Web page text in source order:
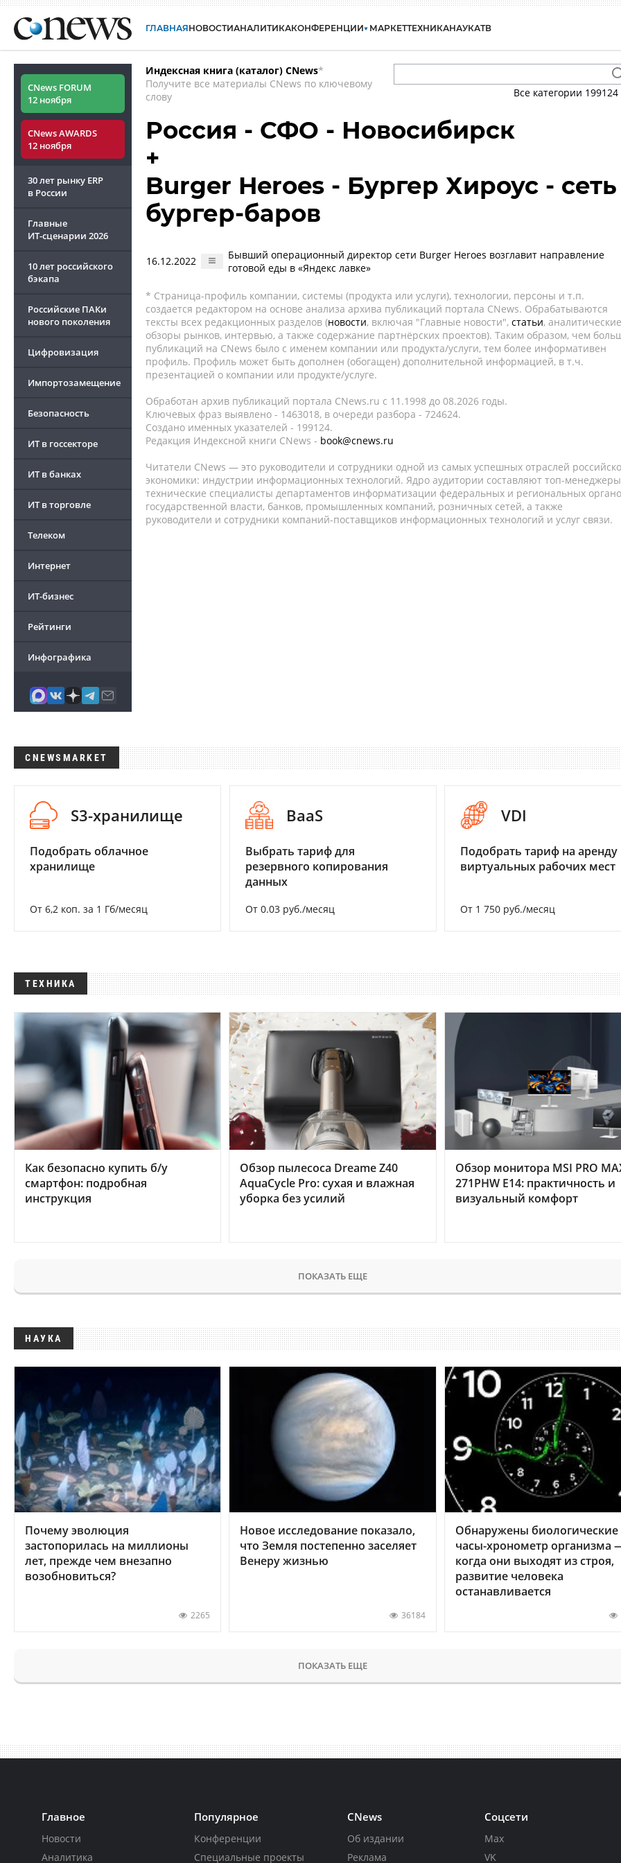
ГЛАВНАЯНОВОСТИАНАЛИТИКАКОНФЕРЕНЦИИ МАРКЕТТЕХНИКАНАУКАТВ
CNews FORUM
12 ноября
CNews AWARDS
12 ноября
30 лет рынку ERP
в России
Главные
ИТ-сценарии 2026
10 лет российского
бэкапа
Российские ПАКи
нового поколения
Цифровизация
Импортозамещение
Безопасность
ИТ в госсекторе
ИТ в банках
ИТ в торговле
Телеком
Интернет
ИТ-бизнес
Рейтинги
Инфографика
Индексная книга (каталог) CNews*
Получите все материалы CNews по ключевому
слову
Все категории 199124
Россия - СФО - Новосибирск
+
Burger Heroes - Бургер Хироус - сеть
бургер-баров
16.12.2022
Бывший операционный директор сети Burger Heroes возглавит направление
готовой еды в «Яндекс лавке»
* Страница-профиль компании, системы (продукта или услуги), технологии, персоны и т.п.
создается редактором на основе анализа архива публикаций портала CNews. Обрабатываются
тексты всех редакционных разделов (новости, включая "Главные новости", статьи, аналитические
обзоры рынков, интервью, а также содержание партнёрских проектов). Таким образом, чем
публикаций на CNews было с именем компании или продукта/услуги, тем более информативен
профиль. Профиль может быть дополнен (обогащен) дополнительной информацией, в т.ч.
презентацией о компании или продукте/услуге.
Обработан архив публикаций портала CNews.ru c 11.1998 до 08.2026 годы.
Ключевых фраз выявлено - 1463018, в очереди разбора - 724624.
Создано именных указателей - 199124.
Редакция Индексной книги CNews - book@cnews.ru
Читатели CNews — это руководители и сотрудники одной из самых успешных отраслей
экономики: индустрии информационных технологий. Ядро аудитории составляют топ-
технические специалисты департаментов информатизации федеральных и региональных
государственной власти, банков, промышленных компаний, розничных сетей, а также
руководители и сотрудники компаний-поставщиков информационных технологий и услуг связи.
CNEWSMARKET
S3-хранилище
Подобрать облачное
хранилище
От 6,2 коп. за 1 Гб/месяц
BaaS
Выбрать тариф для
резервного копирования
данных
От 0.03 руб./месяц
VDI
Подобрать тариф на аренду
виртуальных рабочих мест
От 1 750 руб./месяц
ТЕХНИКА
Как безопасно купить б/у
смартфон: подробная
инструкция
Обзор пылесоса Dreame Z40
AquaCycle Pro: сухая и влажная
уборка без усилий
Обзор монитора MSI PRO
271PHW E14: практичность и
визуальный комфорт
ПОКАЗАТЬ ЕЩЕ
НАУКА
Почему эволюция
застопорилась на миллионы
лет, прежде чем внезапно
возобновиться?
2265
Новое исследование показало,
что Земля постепенно заселяет
Венеру жизнью
36184
Обнаружены биологические
часы-хронометр организма
когда они выходят из строя,
развитие человека
останавливается
ПОКАЗАТЬ ЕЩЕ
Главное
Новости
Аналитика
Популярное
Конференции
Специальные проекты
CNews
Об издании
Реклама
Соцсети
Max
VK